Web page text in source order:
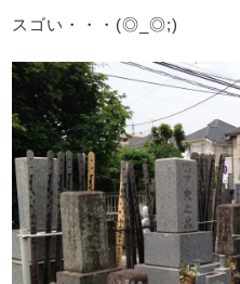
スゴい・・・(◎_◎;)